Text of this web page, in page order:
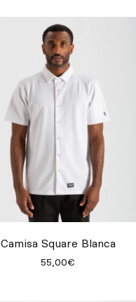
Camisa Square Blanca
55,00€